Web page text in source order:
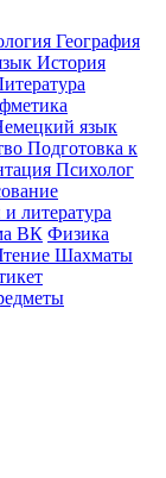
География
История
язык
Подготовка к
Психолог
литература
ВК Физика
Шахматы